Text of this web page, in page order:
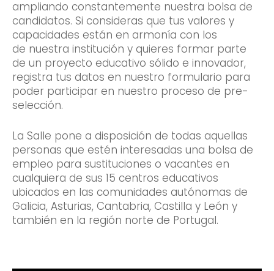
ampliando constantemente nuestra bolsa de
candidatos. Si consideras que tus valores y
capacidades están en armonía con los
de nuestra institución y quieres formar parte
de un proyecto educativo sólido e innovador,
registra tus datos en nuestro formulario para
poder participar en nuestro proceso de pre-
selección.
La Salle pone a disposición de todas aquellas
personas que estén interesadas una bolsa de
empleo para sustituciones o vacantes en
cualquiera de sus 15 centros educativos
ubicados en las comunidades autónomas de
Galicia, Asturias, Cantabria, Castilla y León y
también en la región norte de Portugal.